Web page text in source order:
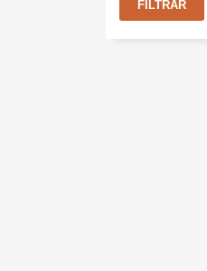
FILTRAR